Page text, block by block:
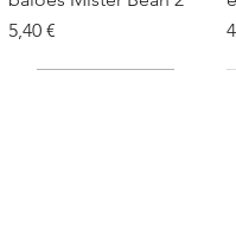
Preço
5,40 €